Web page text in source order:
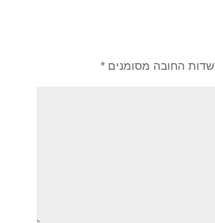
שדות החובה מסומנים *